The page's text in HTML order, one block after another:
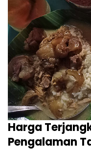
Harga
Pengalaman